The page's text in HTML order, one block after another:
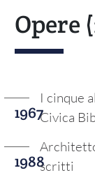
Opere
1967
I cinque
Civica
1988scritti